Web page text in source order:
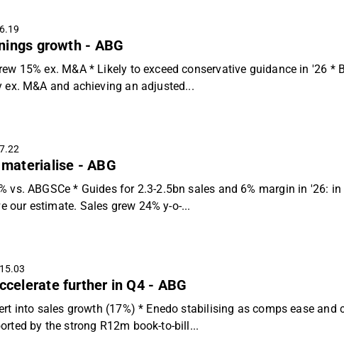
growth - ABG
15% ex. M&A * Likely to exceed conservative guidance in '26
ex. M&A and achieving an adjusted...
- ABG
vs. ABGSCe * Guides for 2.3-2.5bn sales and 6% margin in
our estimate. Sales grew 24% y-o-...
further in Q4 - ABG
into sales growth (17%) * Enedo stabilising as comps ease
by the strong R12m book-to-bill...